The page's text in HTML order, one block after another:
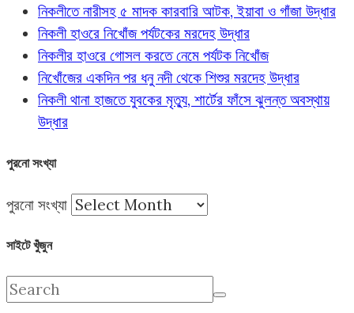
নিকলীতে নারীসহ ৫ মাদক কারবারি আটক, ইয়াবা ও গাঁজা উদ্ধার
নিকলী হাওরে নিখোঁজ পর্যটকের মরদেহ উদ্ধার
নিকলীর হাওরে গোসল করতে নেমে পর্যটক নিখোঁজ
নিখোঁজের একদিন পর ধনু নদী থেকে শিশুর মরদেহ উদ্ধার
নিকলী থানা হাজতে যুবকের মৃত্যু, শার্টের ফাঁসে ঝুলন্ত অবস্থায়
উদ্ধার
পুরনো সংখ্যা
পুরনো সংখ্যা
সাইটে খুঁজুন